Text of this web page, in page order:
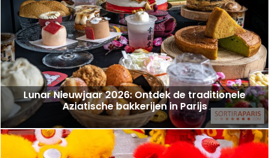
Lunar Nieuwjaar 2026: Ontdek de traditionele
Aziatische bakkerijen in Parijs